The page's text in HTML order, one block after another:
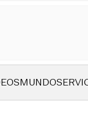
MUNDO